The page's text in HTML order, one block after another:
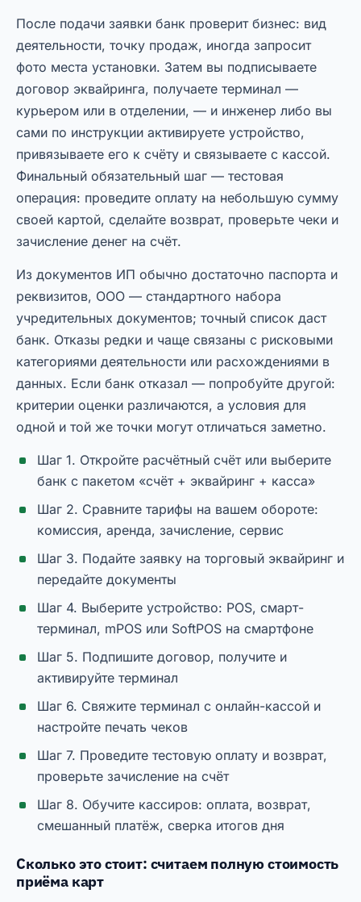
После подачи заявки банк проверит бизнес: вид
деятельности, точку продаж, иногда запросит
фото места установки. Затем вы подписываете
договор эквайринга, получаете терминал —
курьером или в отделении, — и инженер либо вы
сами по инструкции активируете устройство,
привязываете его к счёту и связываете с кассой.
Финальный обязательный шаг — тестовая
операция: проведите оплату на небольшую сумму
своей картой, сделайте возврат, проверьте чеки и
зачисление денег на счёт.
Из документов ИП обычно достаточно паспорта и
реквизитов, ООО — стандартного набора
учредительных документов; точный список даст
банк. Отказы редки и чаще связаны с рисковыми
категориями деятельности или расхождениями в
данных. Если банк отказал — попробуйте другой:
критерии оценки различаются, а условия для
одной и той же точки могут отличаться заметно.
Шаг 1. Откройте расчётный счёт или выберите
банк с пакетом «счёт + эквайринг + касса»
Шаг 2. Сравните тарифы на вашем обороте:
комиссия, аренда, зачисление, сервис
Шаг 3. Подайте заявку на торговый эквайринг и
передайте документы
Шаг 4. Выберите устройство: POS, смарт-
терминал, mPOS или SoftPOS на смартфоне
Шаг 5. Подпишите договор, получите и
активируйте терминал
Шаг 6. Свяжите терминал с онлайн-кассой и
настройте печать чеков
Шаг 7. Проведите тестовую оплату и возврат,
проверьте зачисление на счёт
Шаг 8. Обучите кассиров: оплата, возврат,
смешанный платёж, сверка итогов дня
Сколько это стоит: считаем полную стоимость
приёма карт